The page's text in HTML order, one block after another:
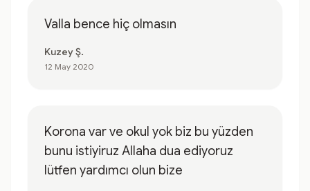
Valla bence hiç olmasın
Kuzey Ş.
12 May 2020
Korona var ve okul yok biz bu yüzden
bunu istiyiruz Allaha dua ediyoruz
lütfen yardımcı olun bize